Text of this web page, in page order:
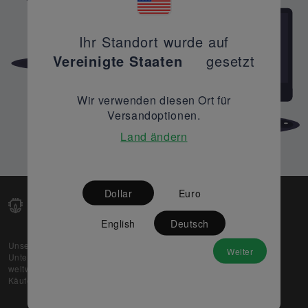
Unsere Web-Plattform unterstützt OEM- und EMS-
Unternehmen dabei, ihre überschüssigen Lagerbestände
weltweit zu verkaufen und gleichzeitig den potenziellen
Käufern beste Preise und Qualität zu bieten.
Partner
Ihr Standort wurde auf
Vereinigte Staaten
gesetzt
Wir verwenden diesen Ort für
Versandoptionen.
Land ändern
Dollar Euro
English Deutsch
Weiter